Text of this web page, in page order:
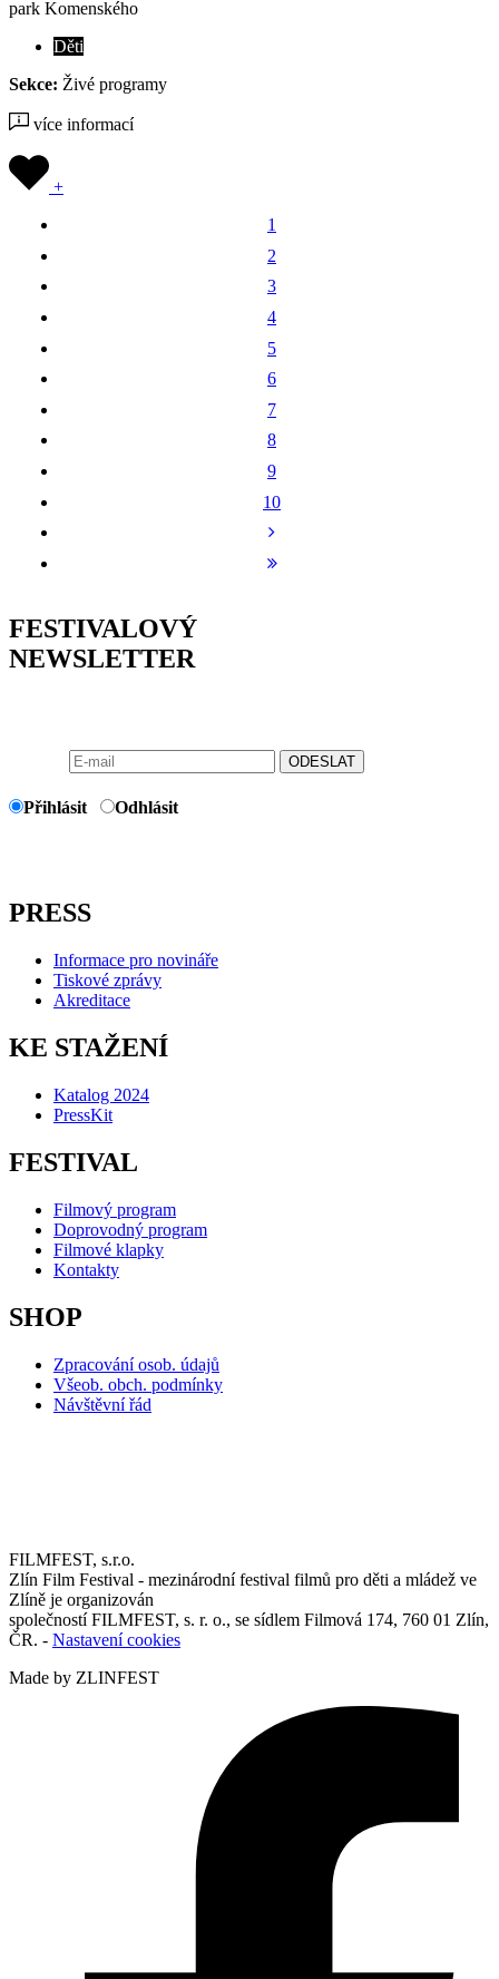
park Komenského
Děti
Sekce: Živé programy
více informací
+
1
2
3
4
5
6
7
8
9
10
FESTIVALOVÝ
NEWSLETTER
ODESLAT
Přihlásit Odhlásit
PRESS
Informace pro novináře
Tiskové zprávy
Akreditace
KE STAŽENÍ
Katalog 2024
PressKit
FESTIVAL
Filmový program
Doprovodný program
Filmové klapky
Kontakty
SHOP
Zpracování osob. údajů
Všeob. obch. podmínky
Návštěvní řád
FILMFEST, s.r.o.
Zlín Film Festival - mezinárodní festival filmů pro děti a mládež ve
Zlíně je organizován
společností FILMFEST, s. r. o., se sídlem Filmová 174, 760 01 Zlín,
ČR. - Nastavení cookies
Made by ZLINFEST